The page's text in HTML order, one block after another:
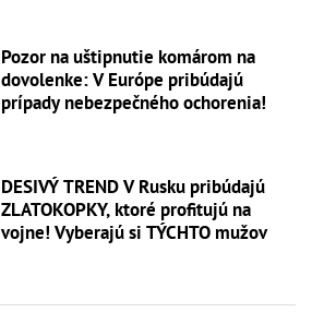
Pozor na uštipnutie komárom na
dovolenke: V Európe pribúdajú
prípady nebezpečného ochorenia!
DESIVÝ TREND V Rusku pribúdajú
ZLATOKOPKY, ktoré profitujú na
vojne! Vyberajú si TÝCHTO mužov